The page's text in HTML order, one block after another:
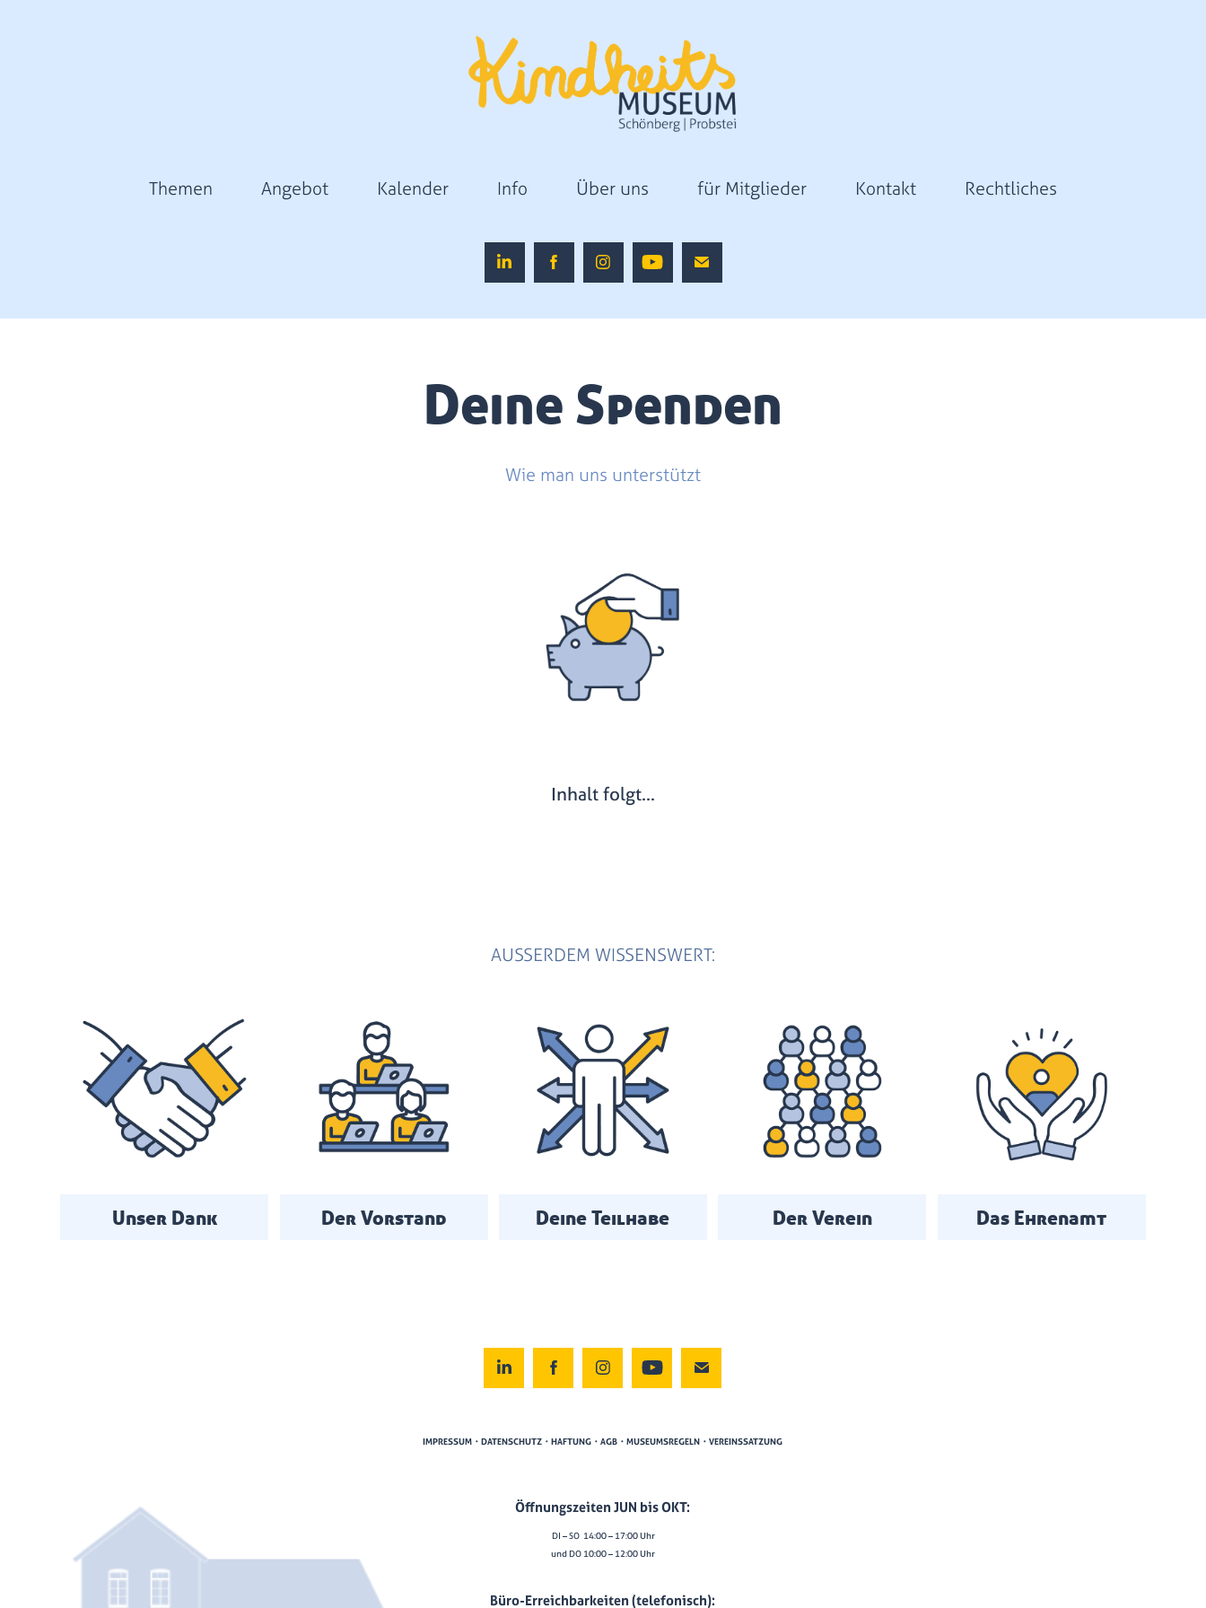
Themen Angebot Kalender Info Über uns für Mitglieder Kontakt Rechtliches
Deine Spenden
Wie man uns unterstützt
Inhalt folgt...
AUSSERDEM WISSENSWERT:
Unser Dank Der Vorstand Deine Teilhabe Der Verein Das Ehrenamt
IMPRESSUM・DATENSCHUTZ・HAFTUNG・AGB・MUSEUMSREGELN・VEREINSSATZUNG
Öffnungszeiten JUN bis OKT:
DI – SO 14:00 – 17:00 Uhr
und DO 10:00 – 12:00 Uhr
Büro-Erreichbarkeiten (telefonisch):